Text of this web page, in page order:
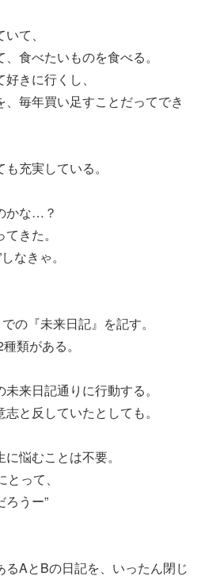
て、
食べたいものを食べる。
きに行くし、
毎年買い足すことだってでき
充実している。
かな…？
きた。
なきゃ。
の『未来日記』を記す。
類がある。
来日記通りに行動する。
と反していたとしても。
悩むことは不要。
って、
うー”
AとBの日記を、いったん閉じ